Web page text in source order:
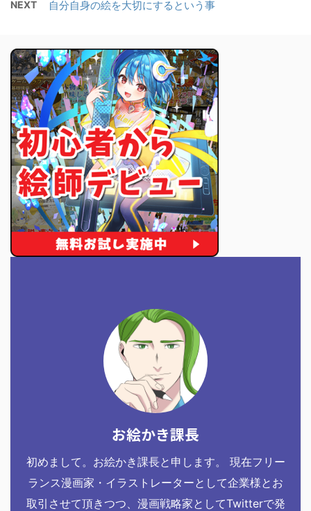
NEXT 自分自身の絵を大切にするという事
お絵かき課長
初めまして。お絵かき課長と申します。 現在フリー
ランス漫画家・イラストレーターとして企業様とお
取引させて頂きつつ、漫画戦略家としてTwitterで発